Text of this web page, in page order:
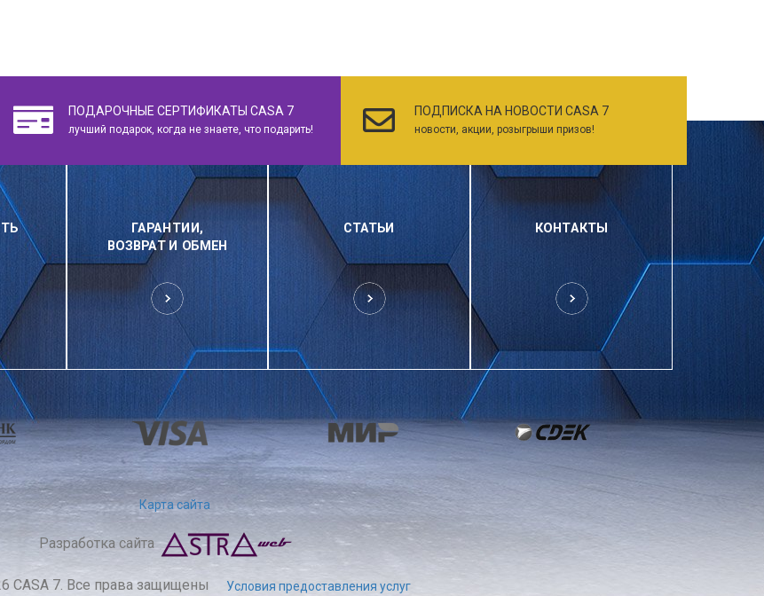
ПОДАРОЧНЫЕ СЕРТИФИКАТЫ CASA 7
лучший подарок, когда не знаете, что подарить!
ПОДПИСКА НА НОВОСТИ CASA 7
новости, акции, розыгрыши призов!
ГАРАНТИИ,
ВОЗВРАТ И ОБМЕН
СТАТЬИ КОНТАКТЫ
Карта сайта
Разработка сайта
CASA 7. Все права защищены Условия предоставления услуг